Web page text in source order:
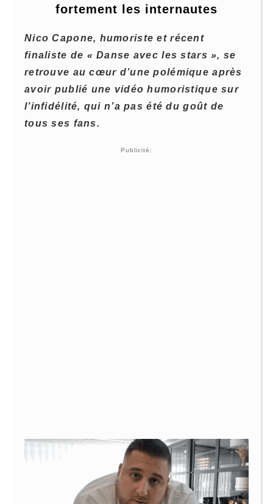
fortement les internautes
Nico Capone, humoriste et récent
finaliste de « Danse avec les stars », se
retrouve au cœur d’une polémique après
avoir publié une vidéo humoristique sur
l’infidélité, qui n’a pas été du goût de
tous ses fans.
Publicité: